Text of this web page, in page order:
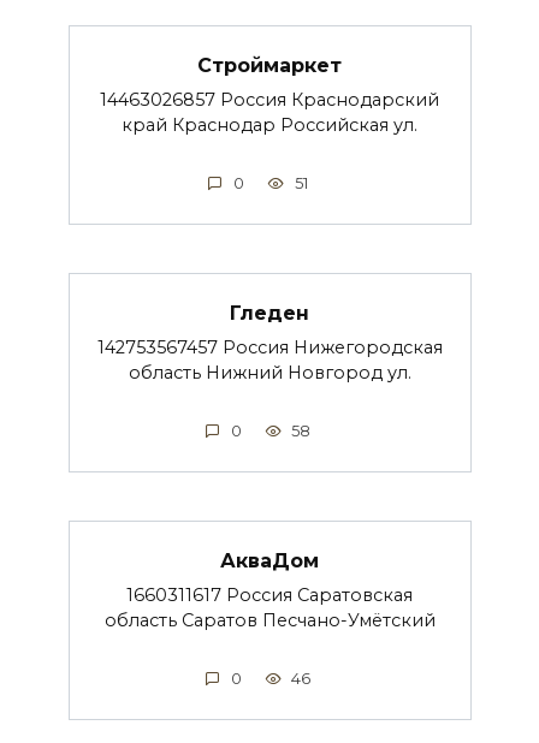
Строймаркет
14463026857 Россия Краснодарский
край Краснодар Российская ул.
0 51
Гледен
142753567457 Россия Нижегородская
область Нижний Новгород ул.
0 58
АкваДом
1660311617 Россия Саратовская
область Саратов Песчано-Умётский
0 46